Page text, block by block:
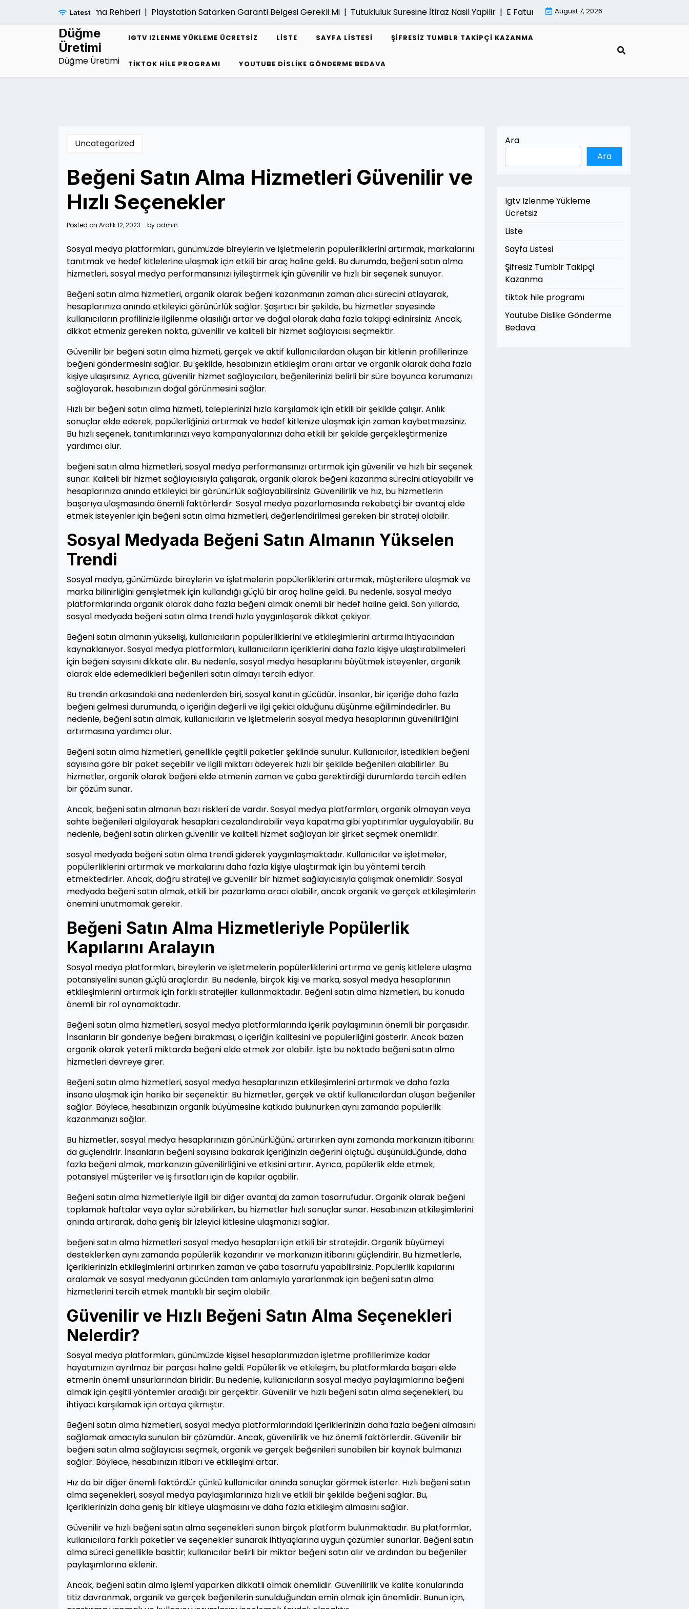
Latest
Kurtulma Rehberi |Playstation Satarken Garanti Belgesi Gerekli Mi | Tutukluluk Suresine İtiraz Nasil Yapilir |E Fatura Belgeleri Nasil Saklanir |
August 7, 2026
Düğme
Üretimi
Düğme Üretimi
IGTV IZLENME YÜKLEME ÜCRETSIZ LISTE SAYFA LISTESI ŞIFRESIZ TUMBLR TAKIPÇI KAZANMA
TIKTOK HILE PROGRAMI YOUTUBE DISLIKE GÖNDERME BEDAVA
Uncategorized
Beğeni Satın Alma Hizmetleri Güvenilir ve
Hızlı Seçenekler
Posted on Aralık 12, 2023 byadmin
Sosyal medya platformları, günümüzde bireylerin ve işletmelerin popülerliklerini artırmak, markalarını
tanıtmak ve hedef kitlelerine ulaşmak için etkili bir araç haline geldi. Bu durumda, beğeni satın alma
hizmetleri, sosyal medya performansınızı iyileştirmek için güvenilir ve hızlı bir seçenek sunuyor.
Beğeni satın alma hizmetleri, organik olarak beğeni kazanmanın zaman alıcı sürecini atlayarak,
hesaplarınıza anında etkileyici görünürlük sağlar. Şaşırtıcı bir şekilde, bu hizmetler sayesinde
kullanıcıların profilinizle ilgilenme olasılığı artar ve doğal olarak daha fazla takipçi edinirsiniz. Ancak,
dikkat etmeniz gereken nokta, güvenilir ve kaliteli bir hizmet sağlayıcısı seçmektir.
Güvenilir bir beğeni satın alma hizmeti, gerçek ve aktif kullanıcılardan oluşan bir kitlenin profillerinize
beğeni göndermesini sağlar. Bu şekilde, hesabınızın etkileşim oranı artar ve organik olarak daha fazla
kişiye ulaşırsınız. Ayrıca, güvenilir hizmet sağlayıcıları, beğenilerinizi belirli bir süre boyunca korumanızı
sağlayarak, hesabınızın doğal görünmesini sağlar.
Hızlı bir beğeni satın alma hizmeti, taleplerinizi hızla karşılamak için etkili bir şekilde çalışır. Anlık
sonuçlar elde ederek, popülerliğinizi artırmak ve hedef kitlenize ulaşmak için zaman kaybetmezsiniz.
Bu hızlı seçenek, tanıtımlarınızı veya kampanyalarınızı daha etkili bir şekilde gerçekleştirmenize
yardımcı olur.
beğeni satın alma hizmetleri, sosyal medya performansınızı artırmak için güvenilir ve hızlı bir seçenek
sunar. Kaliteli bir hizmet sağlayıcısıyla çalışarak, organik olarak beğeni kazanma sürecini atlayabilir ve
hesaplarınıza anında etkileyici bir görünürlük sağlayabilirsiniz. Güvenilirlik ve hız, bu hizmetlerin
başarıya ulaşmasında önemli faktörlerdir. Sosyal medya pazarlamasında rekabetçi bir avantaj elde
etmek isteyenler için beğeni satın alma hizmetleri, değerlendirilmesi gereken bir strateji olabilir.
Sosyal Medyada Beğeni Satın Almanın Yükselen
Trendi
Sosyal medya, günümüzde bireylerin ve işletmelerin popülerliklerini artırmak, müşterilere ulaşmak ve
marka bilinirliğini genişletmek için kullandığı güçlü bir araç haline geldi. Bu nedenle, sosyal medya
platformlarında organik olarak daha fazla beğeni almak önemli bir hedef haline geldi. Son yıllarda,
sosyal medyada beğeni satın alma trendi hızla yaygınlaşarak dikkat çekiyor.
Beğeni satın almanın yükselişi, kullanıcıların popülerliklerini ve etkileşimlerini artırma ihtiyacından
kaynaklanıyor. Sosyal medya platformları, kullanıcıların içeriklerini daha fazla kişiye ulaştırabilmeleri
için beğeni sayısını dikkate alır. Bu nedenle, sosyal medya hesaplarını büyütmek isteyenler, organik
olarak elde edemedikleri beğenileri satın almayı tercih ediyor.
Bu trendin arkasındaki ana nedenlerden biri, sosyal kanıtın gücüdür. İnsanlar, bir içeriğe daha fazla
beğeni gelmesi durumunda, o içeriğin değerli ve ilgi çekici olduğunu düşünme eğilimindedirler. Bu
nedenle, beğeni satın almak, kullanıcıların ve işletmelerin sosyal medya hesaplarının güvenilirliğini
artırmasına yardımcı olur.
Beğeni satın alma hizmetleri, genellikle çeşitli paketler şeklinde sunulur. Kullanıcılar, istedikleri beğeni
sayısına göre bir paket seçebilir ve ilgili miktarı ödeyerek hızlı bir şekilde beğenileri alabilirler. Bu
hizmetler, organik olarak beğeni elde etmenin zaman ve çaba gerektirdiği durumlarda tercih edilen
bir çözüm sunar.
Ancak, beğeni satın almanın bazı riskleri de vardır. Sosyal medya platformları, organik olmayan veya
sahte beğenileri algılayarak hesapları cezalandırabilir veya kapatma gibi yaptırımlar uygulayabilir. Bu
nedenle, beğeni satın alırken güvenilir ve kaliteli hizmet sağlayan bir şirket seçmek önemlidir.
sosyal medyada beğeni satın alma trendi giderek yaygınlaşmaktadır. Kullanıcılar ve işletmeler,
popülerliklerini artırmak ve markalarını daha fazla kişiye ulaştırmak için bu yöntemi tercih
etmektedirler. Ancak, doğru strateji ve güvenilir bir hizmet sağlayıcısıyla çalışmak önemlidir. Sosyal
medyada beğeni satın almak, etkili bir pazarlama aracı olabilir, ancak organik ve gerçek etkileşimlerin
önemini unutmamak gerekir.
Beğeni Satın Alma Hizmetleriyle Popülerlik
Kapılarını Aralayın
Sosyal medya platformları, bireylerin ve işletmelerin popülerliklerini artırma ve geniş kitlelere ulaşma
potansiyelini sunan güçlü araçlardır. Bu nedenle, birçok kişi ve marka, sosyal medya hesaplarının
etkileşimlerini artırmak için farklı stratejiler kullanmaktadır. Beğeni satın alma hizmetleri, bu konuda
önemli bir rol oynamaktadır.
Beğeni satın alma hizmetleri, sosyal medya platformlarında içerik paylaşımının önemli bir parçasıdır.
İnsanların bir gönderiye beğeni bırakması, o içeriğin kalitesini ve popülerliğini gösterir. Ancak bazen
organik olarak yeterli miktarda beğeni elde etmek zor olabilir. İşte bu noktada beğeni satın alma
hizmetleri devreye girer.
Beğeni satın alma hizmetleri, sosyal medya hesaplarınızın etkileşimlerini artırmak ve daha fazla
insana ulaşmak için harika bir seçenektir. Bu hizmetler, gerçek ve aktif kullanıcılardan oluşan beğeniler
sağlar. Böylece, hesabınızın organik büyümesine katkıda bulunurken aynı zamanda popülerlik
kazanmanızı sağlar.
Bu hizmetler, sosyal medya hesaplarınızın görünürlüğünü artırırken aynı zamanda markanızın itibarını
da güçlendirir. İnsanların beğeni sayısına bakarak içeriğinizin değerini ölçtüğü düşünüldüğünde, daha
fazla beğeni almak, markanızın güvenilirliğini ve etkisini artırır. Ayrıca, popülerlik elde etmek,
potansiyel müşteriler ve iş fırsatları için de kapılar açabilir.
Beğeni satın alma hizmetleriyle ilgili bir diğer avantaj da zaman tasarrufudur. Organik olarak beğeni
toplamak haftalar veya aylar sürebilirken, bu hizmetler hızlı sonuçlar sunar. Hesabınızın etkileşimlerini
anında artırarak, daha geniş bir izleyici kitlesine ulaşmanızı sağlar.
beğeni satın alma hizmetleri sosyal medya hesapları için etkili bir stratejidir. Organik büyümeyi
desteklerken aynı zamanda popülerlik kazandırır ve markanızın itibarını güçlendirir. Bu hizmetlerle,
içeriklerinizin etkileşimlerini artırırken zaman ve çaba tasarrufu yapabilirsiniz. Popülerlik kapılarını
aralamak ve sosyal medyanın gücünden tam anlamıyla yararlanmak için beğeni satın alma
hizmetlerini tercih etmek mantıklı bir seçim olabilir.
Güvenilir ve Hızlı Beğeni Satın Alma Seçenekleri
Nelerdir?
Sosyal medya platformları, günümüzde kişisel hesaplarımızdan işletme profillerimize kadar
hayatımızın ayrılmaz bir parçası haline geldi. Popülerlik ve etkileşim, bu platformlarda başarı elde
etmenin önemli unsurlarından biridir. Bu nedenle, kullanıcıların sosyal medya paylaşımlarına beğeni
almak için çeşitli yöntemler aradığı bir gerçektir. Güvenilir ve hızlı beğeni satın alma seçenekleri, bu
ihtiyacı karşılamak için ortaya çıkmıştır.
Beğeni satın alma hizmetleri, sosyal medya platformlarındaki içeriklerinizin daha fazla beğeni almasını
sağlamak amacıyla sunulan bir çözümdür. Ancak, güvenilirlik ve hız önemli faktörlerdir. Güvenilir bir
beğeni satın alma sağlayıcısı seçmek, organik ve gerçek beğenileri sunabilen bir kaynak bulmanızı
sağlar. Böylece, hesabınızın itibarı ve etkileşimi artar.
Hız da bir diğer önemli faktördür çünkü kullanıcılar anında sonuçlar görmek isterler. Hızlı beğeni satın
alma seçenekleri, sosyal medya paylaşımlarınıza hızlı ve etkili bir şekilde beğeni sağlar. Bu,
içeriklerinizin daha geniş bir kitleye ulaşmasını ve daha fazla etkileşim almasını sağlar.
Güvenilir ve hızlı beğeni satın alma seçenekleri sunan birçok platform bulunmaktadır. Bu platformlar,
kullanıcılara farklı paketler ve seçenekler sunarak ihtiyaçlarına uygun çözümler sunarlar. Beğeni satın
alma süreci genellikle basittir; kullanıcılar belirli bir miktar beğeni satın alır ve ardından bu beğeniler
paylaşımlarına eklenir.
Ancak, beğeni satın alma işlemi yaparken dikkatli olmak önemlidir. Güvenilirlik ve kalite konularında
titiz davranmak, organik ve gerçek beğenilerin sunulduğundan emin olmak için önemlidir. Bunun için,
Ara
Ara
Igtv Izlenme Yükleme
Ücretsiz
Liste
Sayfa Listesi
Şifresiz Tumblr Takipçi
Kazanma
tiktok hile programı
Youtube Dislike Gönderme
Bedava